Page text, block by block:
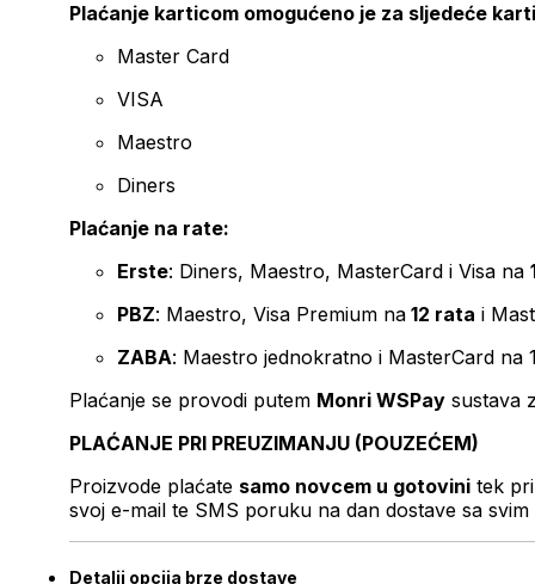
Plaćanje karticom omogućeno je za sljedeće
Master Card
VISA
Maestro
Diners
Plaćanje na rate:
Erste: Diners, Maestro, MasterCard i Visa na
PBZ: Maestro, Visa Premium na 12 rata i
ZABA: Maestro jednokratno i MasterCard na
Plaćanje se provodi putem Monri WSPay sustava
PLAĆANJE PRI PREUZIMANJU (POUZEĆEM)
Proizvode plaćate samo novcem u gotovini tek
svoj e-mail te SMS poruku na dan dostave sa svim
Detalji opcija brze dostave